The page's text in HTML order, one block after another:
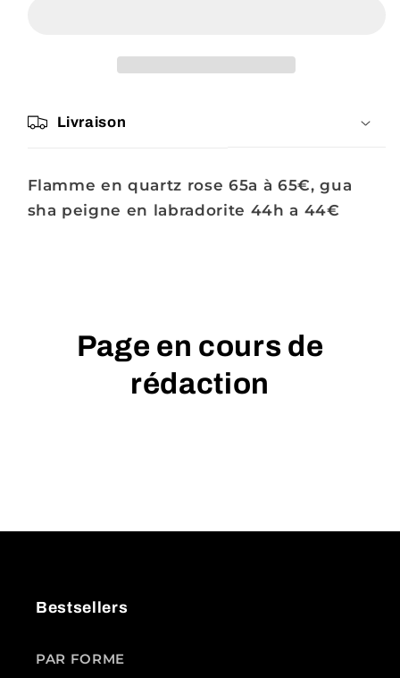
Livraison
Flamme en quartz rose 65a à 65€, gua
sha peigne en labradorite 44h a 44€
Page en cours de
rédaction
Bestsellers
PAR FORME